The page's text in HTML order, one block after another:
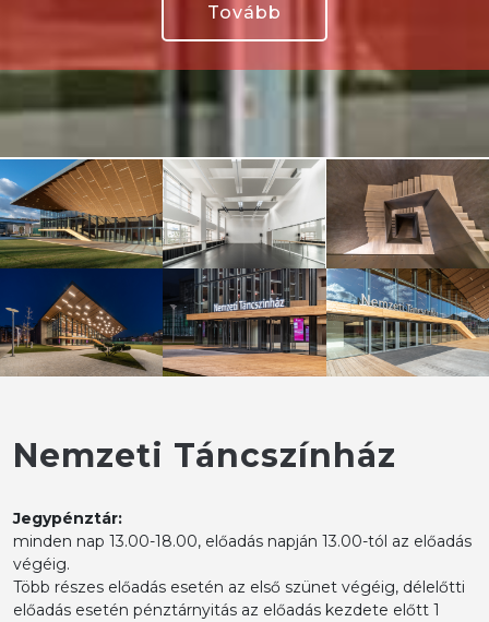
Tovább
Nemzeti Táncszínház
Jegypénztár:
minden nap 13.00-18.00, előadás napján 13.00-tól az előadás
végéig.
Több részes előadás esetén az első szünet végéig, délelőtti
előadás esetén pénztárnyitás az előadás kezdete előtt 1